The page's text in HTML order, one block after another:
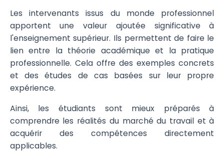
Les intervenants issus du monde professionnel
apportent une valeur ajoutée significative à
l'enseignement supérieur. Ils permettent de faire le
lien entre la théorie académique et la pratique
professionnelle. Cela offre des exemples concrets
et des études de cas basées sur leur propre
expérience.
Ainsi, les étudiants sont mieux préparés à
comprendre les réalités du marché du travail et à
acquérir des compétences directement
applicables.